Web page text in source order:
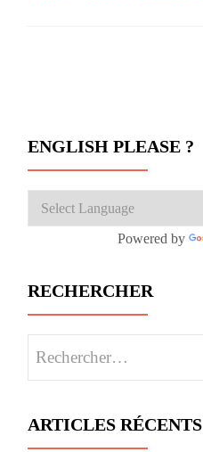
ENGLISH PLEASE ?
Powered by
RECHERCHER
ARTICLES RÉCENTS